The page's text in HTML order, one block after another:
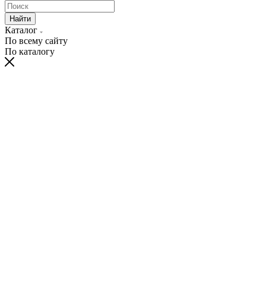
Найти
Каталог
По всему сайту
По каталогу